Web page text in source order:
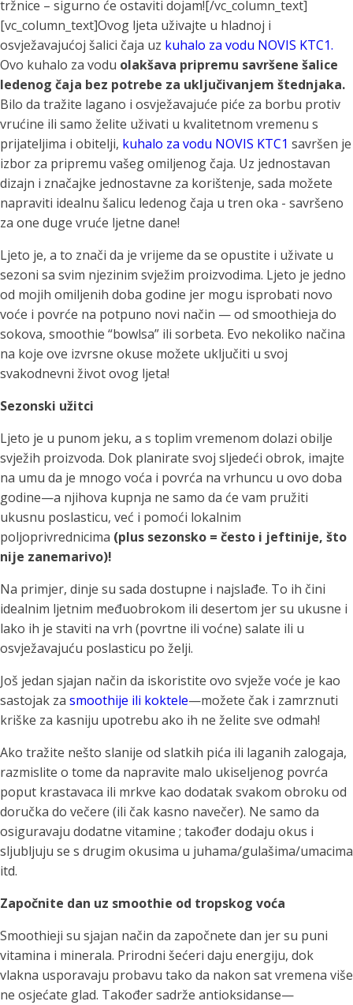
tržnice – sigurno će ostaviti dojam![/vc_column_text]
[vc_column_text]Ovog ljeta uživajte u hladnoj i
osvježavajućoj šalici čaja uz kuhalo za vodu NOVIS KTC1.
Ovo kuhalo za vodu olakšava pripremu savršene šalice
ledenog čaja bez potrebe za uključivanjem štednjaka.
Bilo da tražite lagano i osvježavajuće piće za borbu protiv
vrućine ili samo želite uživati u kvalitetnom vremenu s
prijateljima i obitelji, kuhalo za vodu NOVIS KTC1 savršen je
izbor za pripremu vašeg omiljenog čaja. Uz jednostavan
dizajn i značajke jednostavne za korištenje, sada možete
napraviti idealnu šalicu ledenog čaja u tren oka - savršeno
za one duge vruće ljetne dane!
Ljeto je, a to znači da je vrijeme da se opustite i uživate u
sezoni sa svim njezinim svježim proizvodima. Ljeto je jedno
od mojih omiljenih doba godine jer mogu isprobati novo
voće i povrće na potpuno novi način — od smoothieja do
sokova, smoothie “bowlsa” ili sorbeta. Evo nekoliko načina
na koje ove izvrsne okuse možete uključiti u svoj
svakodnevni život ovog ljeta!
Sezonski užitci
Ljeto je u punom jeku, a s toplim vremenom dolazi obilje
svježih proizvoda. Dok planirate svoj sljedeći obrok, imajte
na umu da je mnogo voća i povrća na vrhuncu u ovo doba
godine—a njihova kupnja ne samo da će vam pružiti
ukusnu poslasticu, već i pomoći lokalnim
poljoprivrednicima (plus sezonsko = često i jeftinije, što
nije zanemarivo)!
Na primjer, dinje su sada dostupne i najslađe. To ih čini
idealnim ljetnim međuobrokom ili desertom jer su ukusne i
lako ih je staviti na vrh (povrtne ili voćne) salate ili u
osvježavajuću poslasticu po želji.
Još jedan sjajan način da iskoristite ovo svježe voće je kao
sastojak za smoothije ili koktele—možete čak i zamrznuti
kriške za kasniju upotrebu ako ih ne želite sve odmah!
Ako tražite nešto slanije od slatkih pića ili laganih zalogaja,
razmislite o tome da napravite malo ukiseljenog povrća
poput krastavaca ili mrkve kao dodatak svakom obroku od
doručka do večere (ili čak kasno navečer). Ne samo da
osiguravaju dodatne vitamine ; također dodaju okus i
sljubljuju se s drugim okusima u juhama/gulašima/umacima
itd.
Započnite dan uz smoothie od tropskog voća
Smoothieji su sjajan način da započnete dan jer su puni
vitamina i minerala. Prirodni šećeri daju energiju, dok
vlakna usporavaju probavu tako da nakon sat vremena više
ne osjećate glad. Također sadrže antioksidanse—